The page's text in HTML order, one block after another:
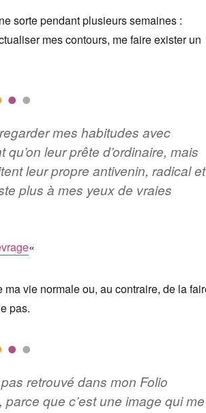
sorte pendant plusieurs semaines :
mes contours, me faire exister un
mes habitudes avec
leur prête d’ordinaire, mais
leur propre antivenin, radical et
plus à mes yeux de vraies
«
vie normale ou, au contraire, de la
pas.
retrouvé dans mon Folio
que c’est une image qui me